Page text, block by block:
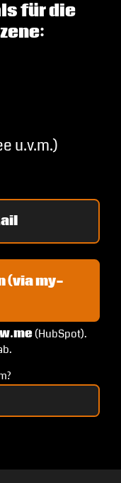
für die
u.v.m.)
(via my-
(HubSpot).